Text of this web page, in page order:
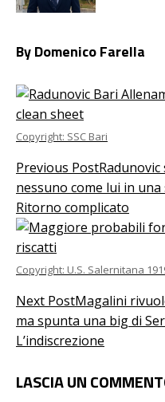
By Domenico Farella
Copyright: SSC Bari
Previous PostRadunovic
nessuno come lui in una
Ritorno complicato
Copyright: U.S. Salernitana
Next PostMagalini
ma spunta una big di
L’indiscrezione
LASCIA UN